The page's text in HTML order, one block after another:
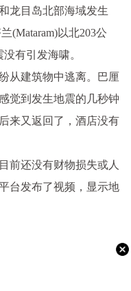
龙目岛北部海域发生
(Mataram)以北203公
有引发海啸。
从建筑物中逃离。巴厘
觉到发生地震的几秒钟
来又返回了，酒店没有
前还没有财物损失或人
台发布了视频，显示地